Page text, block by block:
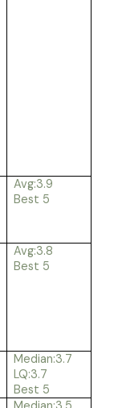
Avg:3.9
Best 5
Avg:3.8
Best 5
Median:3.7
LQ:3.7
Best 5